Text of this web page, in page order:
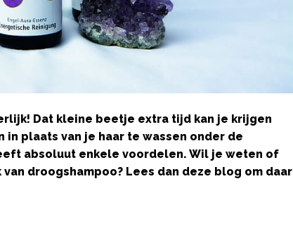
Dat kleine beetje extra tijd kan je krijgen
plaats van je haar te wassen onder de
absoluut enkele voordelen. Wil je weten of
droogshampoo? Lees dan deze blog om daar